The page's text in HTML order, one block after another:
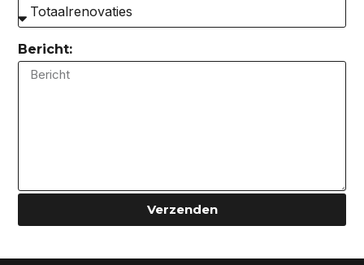
Bericht:
Verzenden